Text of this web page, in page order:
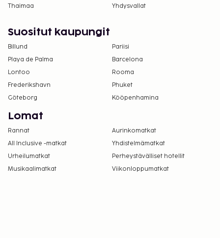
Thaimaa
Yhdysvallat
Suositut kaupungit
Billund
Pariisi
Playa de Palma
Barcelona
Lontoo
Rooma
Frederikshavn
Phuket
Göteborg
Kööpenhamina
Lomat
Rannat
Aurinkomatkat
All Inclusive -matkat
Yhdistelmämatkat
Urheilumatkat
Perheystävälliset hotellit
Musikaalimatkat
Viikonloppumatkat